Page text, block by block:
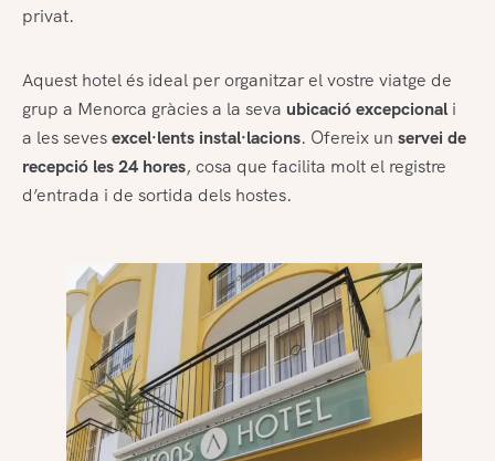
privat.
Aquest hotel és ideal per organitzar el vostre viatge de
grup a Menorca gràcies a la seva ubicació excepcional i
a les sevesexcel·lents instal·lacions. Ofereix un servei de
recepció les 24 hores, cosa que facilita molt el registre
d’entrada i de sortida dels hostes.